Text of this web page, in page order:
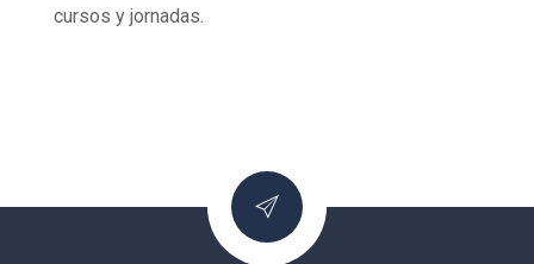
cursos y jornadas.